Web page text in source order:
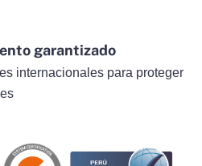
garantizado
internacionales para proteger